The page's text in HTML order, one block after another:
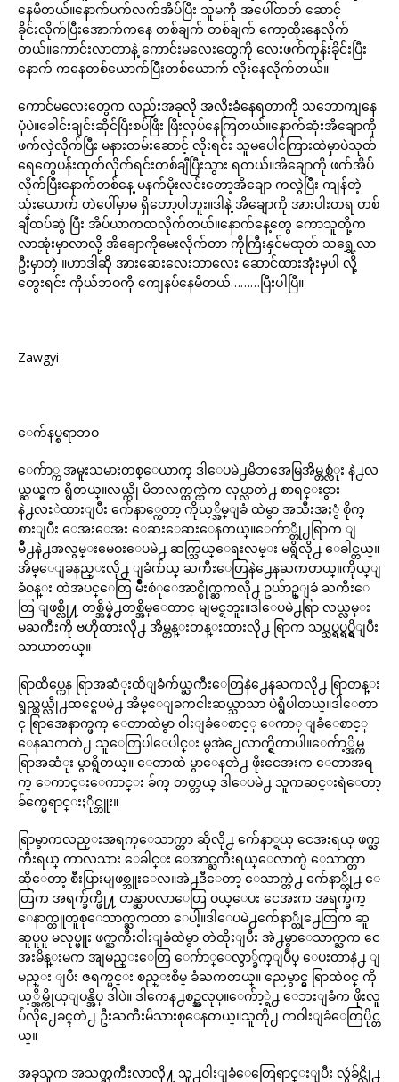
နေမိတယ်။နောက်ပက်လက်အိပ်ပြီး သူမကို အပေါ်တတ် ဆောင့်
ခိုင်းလိုက်ပြီးအောက်ကနေ တစ်ချက် တစ်ချက် ကော့ထိုးနေလိုက်
တယ်။ကောင်းလာတာနဲ့ ကောင်းမလေးတွေကို လေးဖက်ကုန်းခိုင်းပြီး
နောက် ကနေတစ်ယောက်ပြီးတစ်ယောက် လိုးနေလိုက်တယ်။
ကောင်မလေးတွေက လည်းအခုလို အလိုးခံနေရတာကို သဘောကျနေ
ပုံပဲ။ခေါင်းချင်းဆိုင်ပြီးစပ်ဖြီး ဖြီးလုပ်နေကြတယ်။နောက်ဆုံးအိချောကို
ဖက်လှဲလိုက်ပြီး မနားတမ်းဆောင့် လိုးရင်း သူမပေါင်ကြားထဲမှာပဲသုတ်
ရေတွေပန်းထုတ်လိုက်ရင်းတစ်ချီပြီးသွား ရတယ်။အိချောကို ဖက်အိပ်
လိုက်ပြီးနောက်တစ်နေ့ မနက်မိုးလင်းတော့အိချော ကလွဲပြီး ကျန်တဲ့
သုံးယောက် တဲပေါ်မှာမ ရှိတော့ပါဘူး။ဒါနဲ့ အိချောကို အားပါးတရ တစ်
ချီထပ်ဆွဲ ပြီး အိပ်ယာကထလိုက်တယ်။နောက်နေ့တွေ ကောသူတို့က
လာအုံးမှာလာလို့ အိချောကိုမေးလိုက်တာ ကိုကြီးနှင်မထုတ် သရွှေ့လာ
ဦးမှာတဲ့ ။ဟာဒါဆို အားဆေးလေးဘာလေး ဆောင်ထားအုံးမှပါ လို့
တွေးရင်း ကိုယ်ဘဝကို ကျေနပ်နေမိတယ်………ပြီးပါပြီ။
Zawgyi
ေက်နပ္စရာဘဝ
ေက်ာ္က အမူးသမားတစ္ေယာက္ ဒါေပမဲ႕မိဘအေမြအိမ္တစ္လံုး နဲ႕လ
ယ္ဆယ္ဧက ရွိတယ္။လယ္ကို မိဘလက္ထက္ထဲက လုပ္လာတဲ႕ စာရင္းငွား
နဲ႕လႊဲထားျပီး က်ေနာ္ကေတာ့ ကိုယ့္အိမ္ျခံ ထဲမွာ အသီးအႏွံ စိုက္
စားျပီး ေအးေအး ေဆးေဆးေနတယ္။ေက်ာ္တို႕ရြာက ျ
မိဳ႕နဲ႕အလွမ္းမေဝးေပမဲ႕ ဆက္သြယ္ေရးလမ္း မရွိလို႕ ေခါင္တယ္။
အိမ္ေျခနည္းလို႕ ျခံက်ယ္ ႀကီးေတြနဲ႕ေနႀကတယ္။ကိုယ္ျ
ခံဝန္း ထဲအပင္ေတြ မ်ဳိးစံုေအာင္စိုက္ႀကလို႕ ဥယ်ာဥ္ျခံ ႀကီးေ
တြ ျဖစ္လို႔ တစ္အိမ္နဲ႕တစ္အိမ္ေတာင္ မျမင္ရဘူး။ဒါေပမဲ႕ရြာ လယ္လမ္း
မႀကီးကို ဗဟိုထားလို႕ အိမ္တန္းတန္းထားလို႕ ရြာက သပ္သပ္ရပ္ရပ္ရွိျပီး
သာယာတယ္။
ရြာထိပ္ကေန ရြာအဆံုးထိျခံက်ယ္ႀကီးေတြနဲ႕ေနႀကလို႕ ရြာတန္း
ရွည္တယ္လို႕ထင္ရေပမဲ႕ အိမ္ေျခကငါးဆယ္သာသာ ပဲရွိပါတယ္။ဒါေတာ
င္ ရြာအေနာက္ဖက္ ေတာထဲမွာ ဝါးျခံေစာင့္ ေကာ္ ျခံေစာင့္
ေနႀကတဲ႕ သူေတြပါေပါင္း မွအဲ႕ေလာက္ရွိတာပါ။ေက်ာ့္အိမ္က
ရြာအဆံုး မွာရွိတယ္။ ေတာထဲ မွာေနတဲ႕ ဖိုးငေအးက ေတာအရ
က္ ေကာင္းေကာင္း ခ်က္ တတ္တယ္ ဒါေပမဲ႕ သူကဆင္းရဲေတာ့
ခ်က္မေရာင္းႏိုင္ဘူး။
ရြာမွာကလည္းအရက္ေသာက္တာ ဆိုလို႕ က်ေနာ္ရယ္ ငေအးရယ္ ဖက္ႀ
ကီးရယ္ ကာလသား ေခါင္း ေအာင္ႀကီးရယ္ေလာက္ပဲ ေသာက္တာ
ဆိုေတာ့ စီးပြားမျဖစ္ဘူးေလ။အဲ႕ဒီေတာ့ ေသာက္တဲ႕ က်ေနာ္တို႕ ေ
တြက အရက္ခ်က္ဖို႔ တန္ဆာပလာေတြ ဝယ္ေပး ငေအးက အရက္ခ်က္
ေနာက္တူတူစုေသာက္ႀကတာ ေပါ့။ဒါေပမဲ႕က်ေနာ္တို႕ေတြက ဆူ
ဆူပူပူ မလုပ္ဖူး ဖက္ႀကီးဝါးျခံထဲမွာ တဲထိုးျပီး အဲ႕မွာေသာက္ႀက ငေ
အးမိန္းမက အျမည္းေတြ ေက်ာ္ေလွာ္ခ်က္ျပဳပ္ ေပးတာနဲ႕ ျ
မည္း ျပီး ဇရက္မင္း စည္းစိမ္ ခံႀကတယ္။ ညေမွာင္မွ ရြာထဲဝင္ ကို
ယ့္အိမ္ကိုယ္ျပန္အိပ္ ဒါပဲ။ ဒါကေန႕စဥ္အလုပ္။ေက်ာ့္ရဲ႕ ေဘးျခံက ဖိုးလူ
ပ်ံလို႕ေခၚတဲ႕ ဦးႀကီးမိသားစုေနတယ္။သူတို႕ ကဝါးျခံေတြပိုင္တ
ယ္။
အခုသူက အသက္ႀကီးလာလို႔ သူ႕ဝါးျခံေတြေရာင္းျပီး လွဴခ်င္လို႕